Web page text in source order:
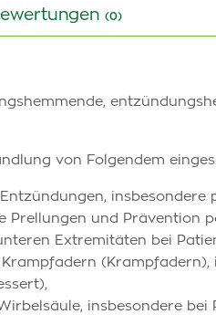
(0)
von Folgendem
Prellungen und Prävention
Extremitäten bei
insbesondere